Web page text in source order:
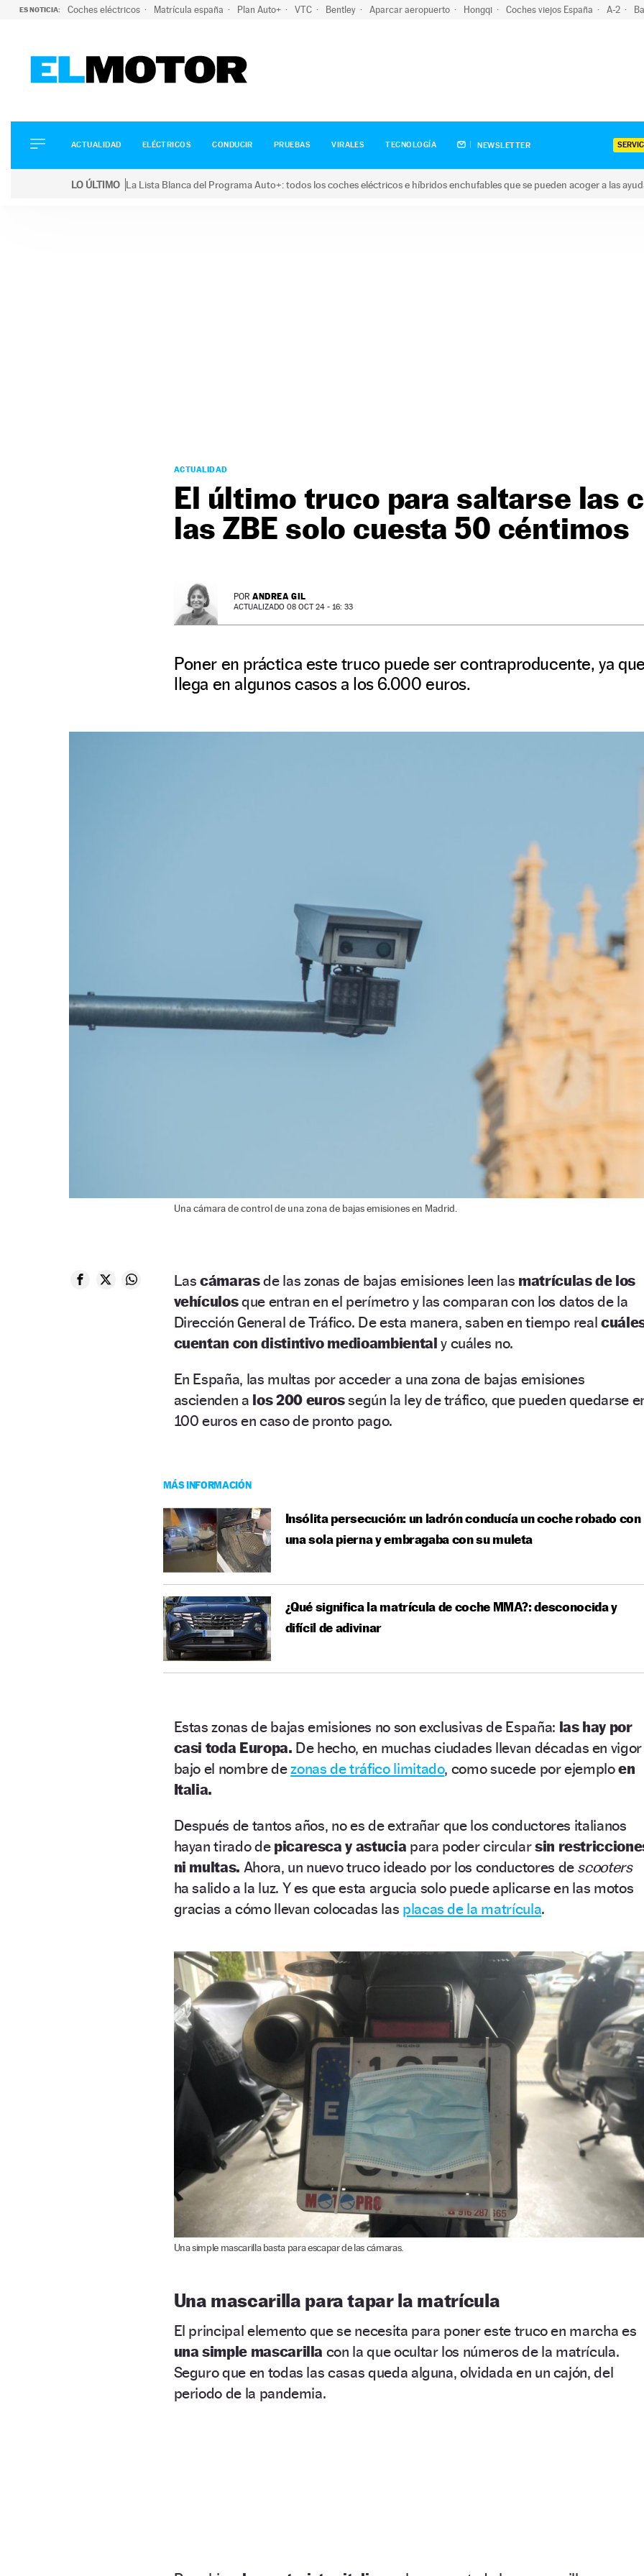
ES NOTICIA: Coches eléctricos Matrícula españa Plan Auto+ VTC Bentley Aparcar aeropuerto Hongqi Coches viejos España A-2
ELÉCTRICOS
CONDUCIR
ACTUALIDAD ELÉCTRICOS CONDUCIR PRUEBAS VIRALES TECNOLOGÍA NEWSLETTER
LO ÚLTIMO La Lista Blanca del Programa Auto+: todos los coches eléctricos e híbridos enchufables que se pueden acoger a las
ACTUALIDAD
El último truco para saltarse las
las ZBE solo cuesta 50 céntimos
POR ANDREA GIL
ACTUALIZADO 08 OCT 24 - 16: 33
Poner en práctica este truco puede ser contraproducente, ya
llega en algunos casos a los 6.000 euros.
Una cámara de control de una zona de bajas emisiones en Madrid.
Lascámarasde las zonas de bajas emisiones leen las matrículas de los
vehículosque entran en el perímetro y las comparan con los datos de la
Dirección General de Tráfico. De esta manera, saben en tiempo real
cuentan con distintivo medioambientaly cuáles no.
En España, las multas por acceder a una zona de bajas emisiones
ascienden a los 200 eurossegún la ley de tráfico, que pueden quedarse
100 euros en caso de pronto pago.
MÁS INFORMACIÓN
Insólita persecución: un ladrón conducía un coche robado con
una sola pierna y embragaba con su muleta
¿Qué significa la matrícula de coche MMA?: desconocida y
difícil de adivinar
Estas zonas de bajas emisiones no son exclusivas de España: las hay por
casi toda Europa. De hecho, en muchas ciudades llevan décadas en vigor
bajo el nombre dezonas de tráfico limitado, como sucede por ejemploen
Italia.
Después de tantos años, no es de extrañar que los conductores italianos
hayan tirado de picaresca y astucia para poder circularsin
ni multas. Ahora, un nuevo truco ideado por los conductores de scooters
ha salido a la luz. Y es que esta argucia solo puede aplicarse en las motos
gracias a cómo llevan colocadas las placas de la matrícula.
Una simple mascarilla basta para escapar de las cámaras.
Una mascarilla para tapar la matrícula
El principal elemento que se necesita para poner este truco en marcha es
una simple mascarilla con la que ocultar los números de la matrícula.
Seguro que en todas las casas queda alguna, olvidada en un cajón, del
periodo de la pandemia.